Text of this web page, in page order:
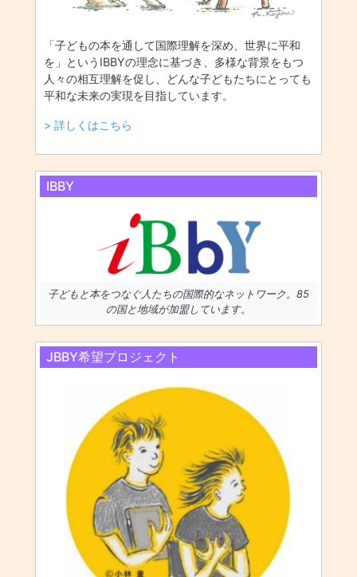
「子どもの本を通して国際理解を深め、世界に平和
を」というIBBYの理念に基づき、多様な背景をもつ
人々の相互理解を促し、どんな子どもたちにとっても
平和な未来の実現を目指しています。
> 詳しくはこちら
IBBY
子どもと本をつなぐ人たちの国際的なネットワーク。85
の国と地域が加盟しています。
JBBY希望プロジェクト